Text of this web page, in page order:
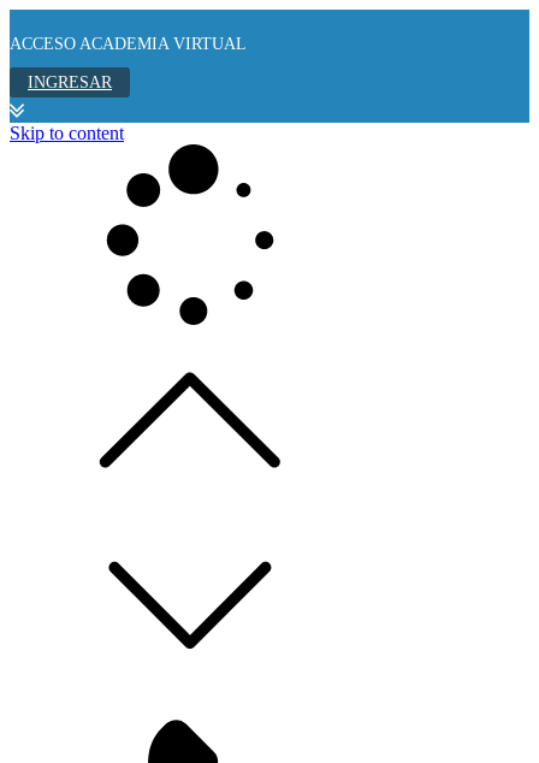
ACCESO ACADEMIA VIRTUAL
INGRESAR
Skip to content